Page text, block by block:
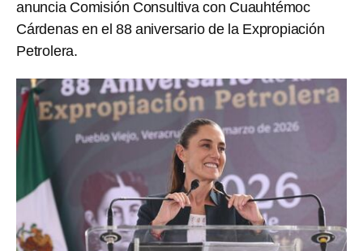
anuncia Comisión Consultiva con Cuauhtémoc
Cárdenas en el 88 aniversario de la Expropiación
Petrolera.